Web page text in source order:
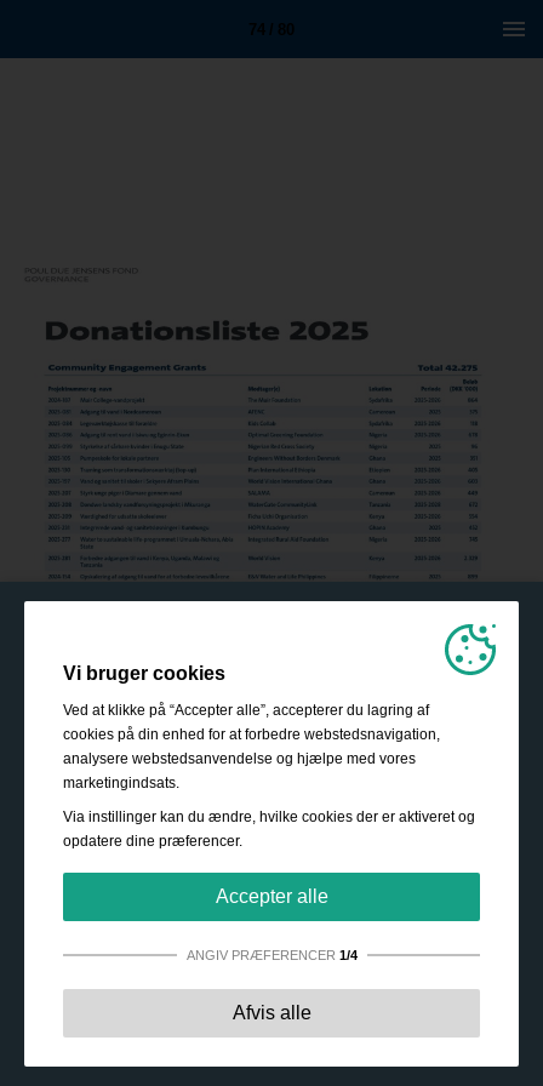
74 / 80
Vi bruger cookies
Ved at klikke på “Accepter alle”, accepterer du lagring af
cookies på din enhed for at forbedre webstedsnavigation,
analysere webstedsanvendelse og hjælpe med vores
marketingindsats.
Via instillinger kan du ændre, hvilke cookies der er aktiveret og
opdatere dine præferencer.
Accepter alle
ANGIV PRÆFERENCER 1/4
Disse cookies er essentielle for at
Afvis alle